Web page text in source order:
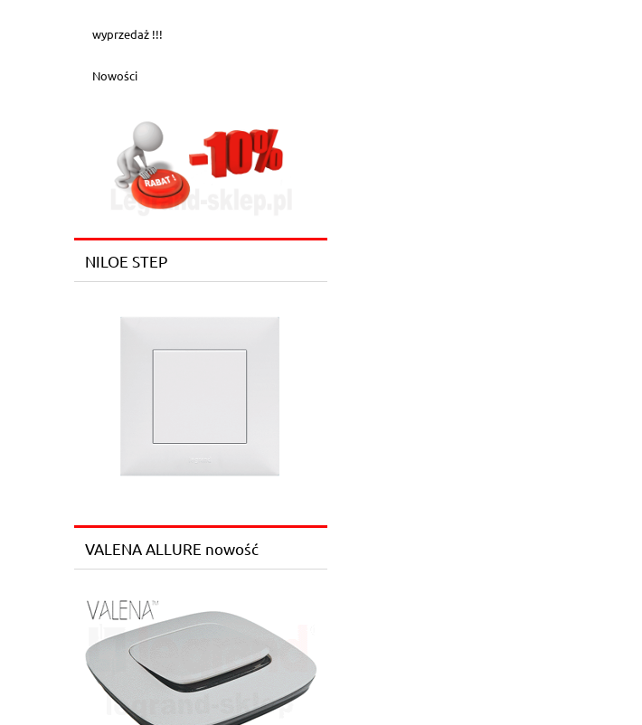
wyprzedaż !!!
Nowości
NILOE STEP
VALENA ALLURE nowość